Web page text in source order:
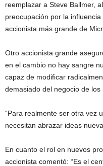
reemplazar a Steve Ballmer,
preocupación por la
accionista más grande de
Otro accionista grande
en el cambio no hay sangre
capaz de modificar
demasiado del negocio de los
“Para realmente ser otra vez
necesitan abrazar ideas
En cuanto el rol en nuevos
accionista comentó: “Es el